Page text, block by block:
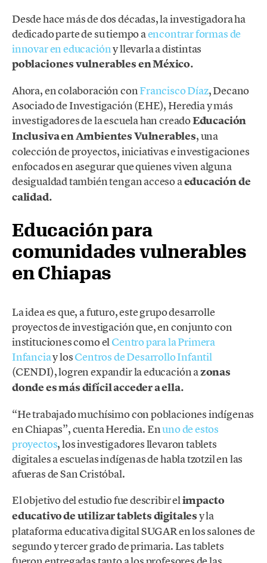
Desde hace más de dos décadas, la investigadora ha
dedicado parte de su tiempo aencontrar formas de
innovar en educacióny llevarla a distintas
poblaciones vulnerables en México.
Ahora, en colaboración conFrancisco Díaz, Decano
Asociado de Investigación (EHE), Heredia y más
investigadores de la escuela han creadoEducación
Inclusiva en Ambientes Vulnerables, una
colección de proyectos, iniciativas e investigaciones
enfocados en asegurar que quienes viven alguna
desigualdad también tengan acceso aeducación de
calidad.
Educación para
comunidades vulnerables
en Chiapas
La idea es que, a futuro, este grupo desarrolle
proyectos de investigación que, en conjunto con
instituciones como elCentro para la Primera
Infanciay losCentros de Desarrollo Infantil
(CENDI), logren expandir la educación azonas
donde es más difícil acceder a ella.
“He trabajado muchísimo con poblaciones indígenas
en Chiapas”, cuenta Heredia. Enuno de estos
proyectos, los investigadores llevaron tablets
digitales a escuelas indígenas de habla tzotzil en las
afueras de San Cristóbal.
El objetivo del estudio fue describir elimpacto
educativo de utilizar tablets digitalesy la
plataforma educativa digital SUGAR en los salones de
segundo y tercer grado de primaria. Las tablets